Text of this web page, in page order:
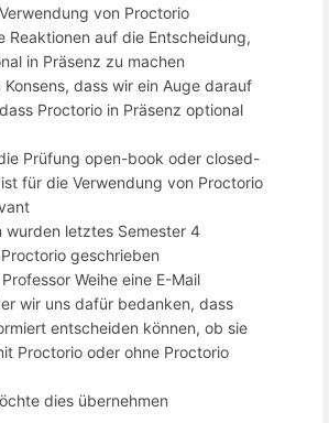
von Proctorio
Reaktionen auf die Entscheidung,
in Präsenz zu machen
Konsens, dass wir ein Auge darauf
Proctorio in Präsenz optional
Prüfung open-book oder closed-
für die Verwendung von Proctorio
wurden letztes Semester 4
geschrieben
Weihe eine E-Mail
wir uns dafür bedanken, dass
entscheiden können, ob sie
Proctorio oder ohne Proctorio
dies übernehmen